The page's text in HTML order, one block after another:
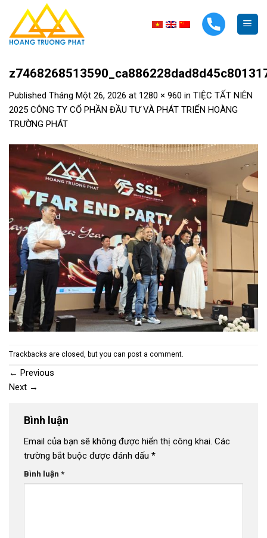
content
Published Tháng Một 26, 2026 at 1280 × 960 in TIỆC TẤT NIÊN
2025 CÔNG TY CỔ PHẦN ĐẦU TƯ VÀ PHÁT TRIỂN HOÀNG
TRƯỜNG PHÁT
Trackbacks are closed, but you can post a comment.
← Previous
Next →
Bình luận
Email của bạn sẽ không được hiển thị công khai. Các
trường bắt buộc được đánh dấu *
Bình luận *